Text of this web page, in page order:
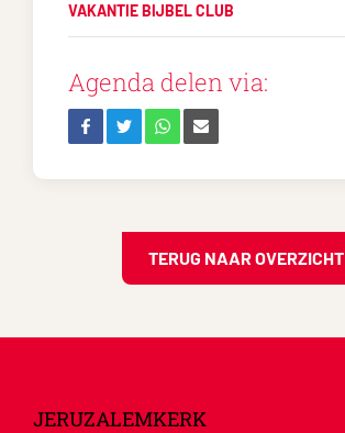
VAKANTIE BIJBEL CLUB
Agenda delen via:
TERUG NAAR OVERZICHT
JERUZALEMKERK